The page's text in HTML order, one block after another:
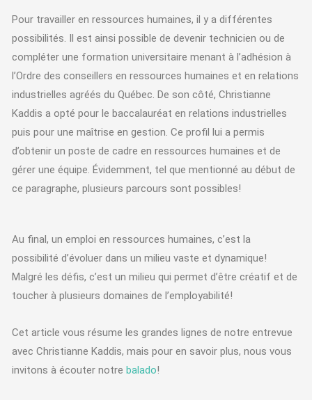
Pour travailler en ressources humaines, il y a différentes
possibilités. Il est ainsi possible de devenir technicien ou de
compléter une formation universitaire menant à l’adhésion à
l’Ordre des conseillers en ressources humaines et en relations
industrielles agréés du Québec. De son côté, Christianne
Kaddis a opté pour le baccalauréat en relations industrielles
puis pour une maîtrise en gestion. Ce profil lui a permis
d’obtenir un poste de cadre en ressources humaines et de
gérer une équipe. Évidemment, tel que mentionné au début de
ce paragraphe, plusieurs parcours sont possibles!
Au final, un emploi en ressources humaines, c’est la
possibilité d’évoluer dans un milieu vaste et dynamique!
Malgré les défis, c’est un milieu qui permet d’être créatif et de
toucher à plusieurs domaines de l’employabilité!
Cet article vous résume les grandes lignes de notre entrevue
avec Christianne Kaddis, mais pour en savoir plus, nous vous
invitons à écouter notrebalado!